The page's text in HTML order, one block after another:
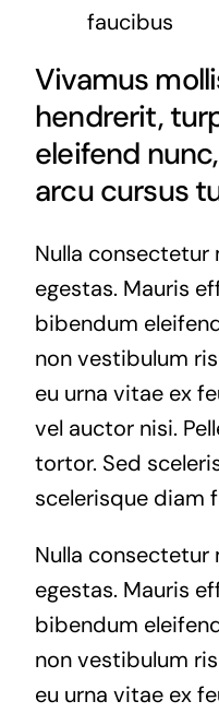
faucibus
Vivamus
hendrerit,
eleifend
arcu cursus
Nulla consectetur
egestas. Mauris
bibendum
non vestibulum
eu urna vitae ex
vel auctor nisi.
tortor. Sed
scelerisque diam
Nulla consectetur
egestas. Mauris
bibendum
non vestibulum
eu urna vitae ex